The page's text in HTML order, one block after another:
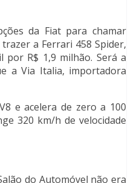
da Fiat para chamar
a Ferrari 458 Spider,
R$ 1,9 milhão. Será a
a Via Italia, importadora
e acelera de zero a 100
320 km/h de velocidade
do Automóvel não era